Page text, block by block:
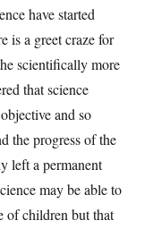
have started
is a greet craze for
scienti­fically more
that science
and so
the progress of the
left a permanent
may be able to
of children but that